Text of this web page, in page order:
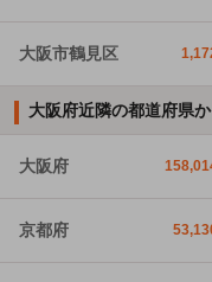
大阪市鶴見区
大阪府近隣の都道府県
大阪府
京都府